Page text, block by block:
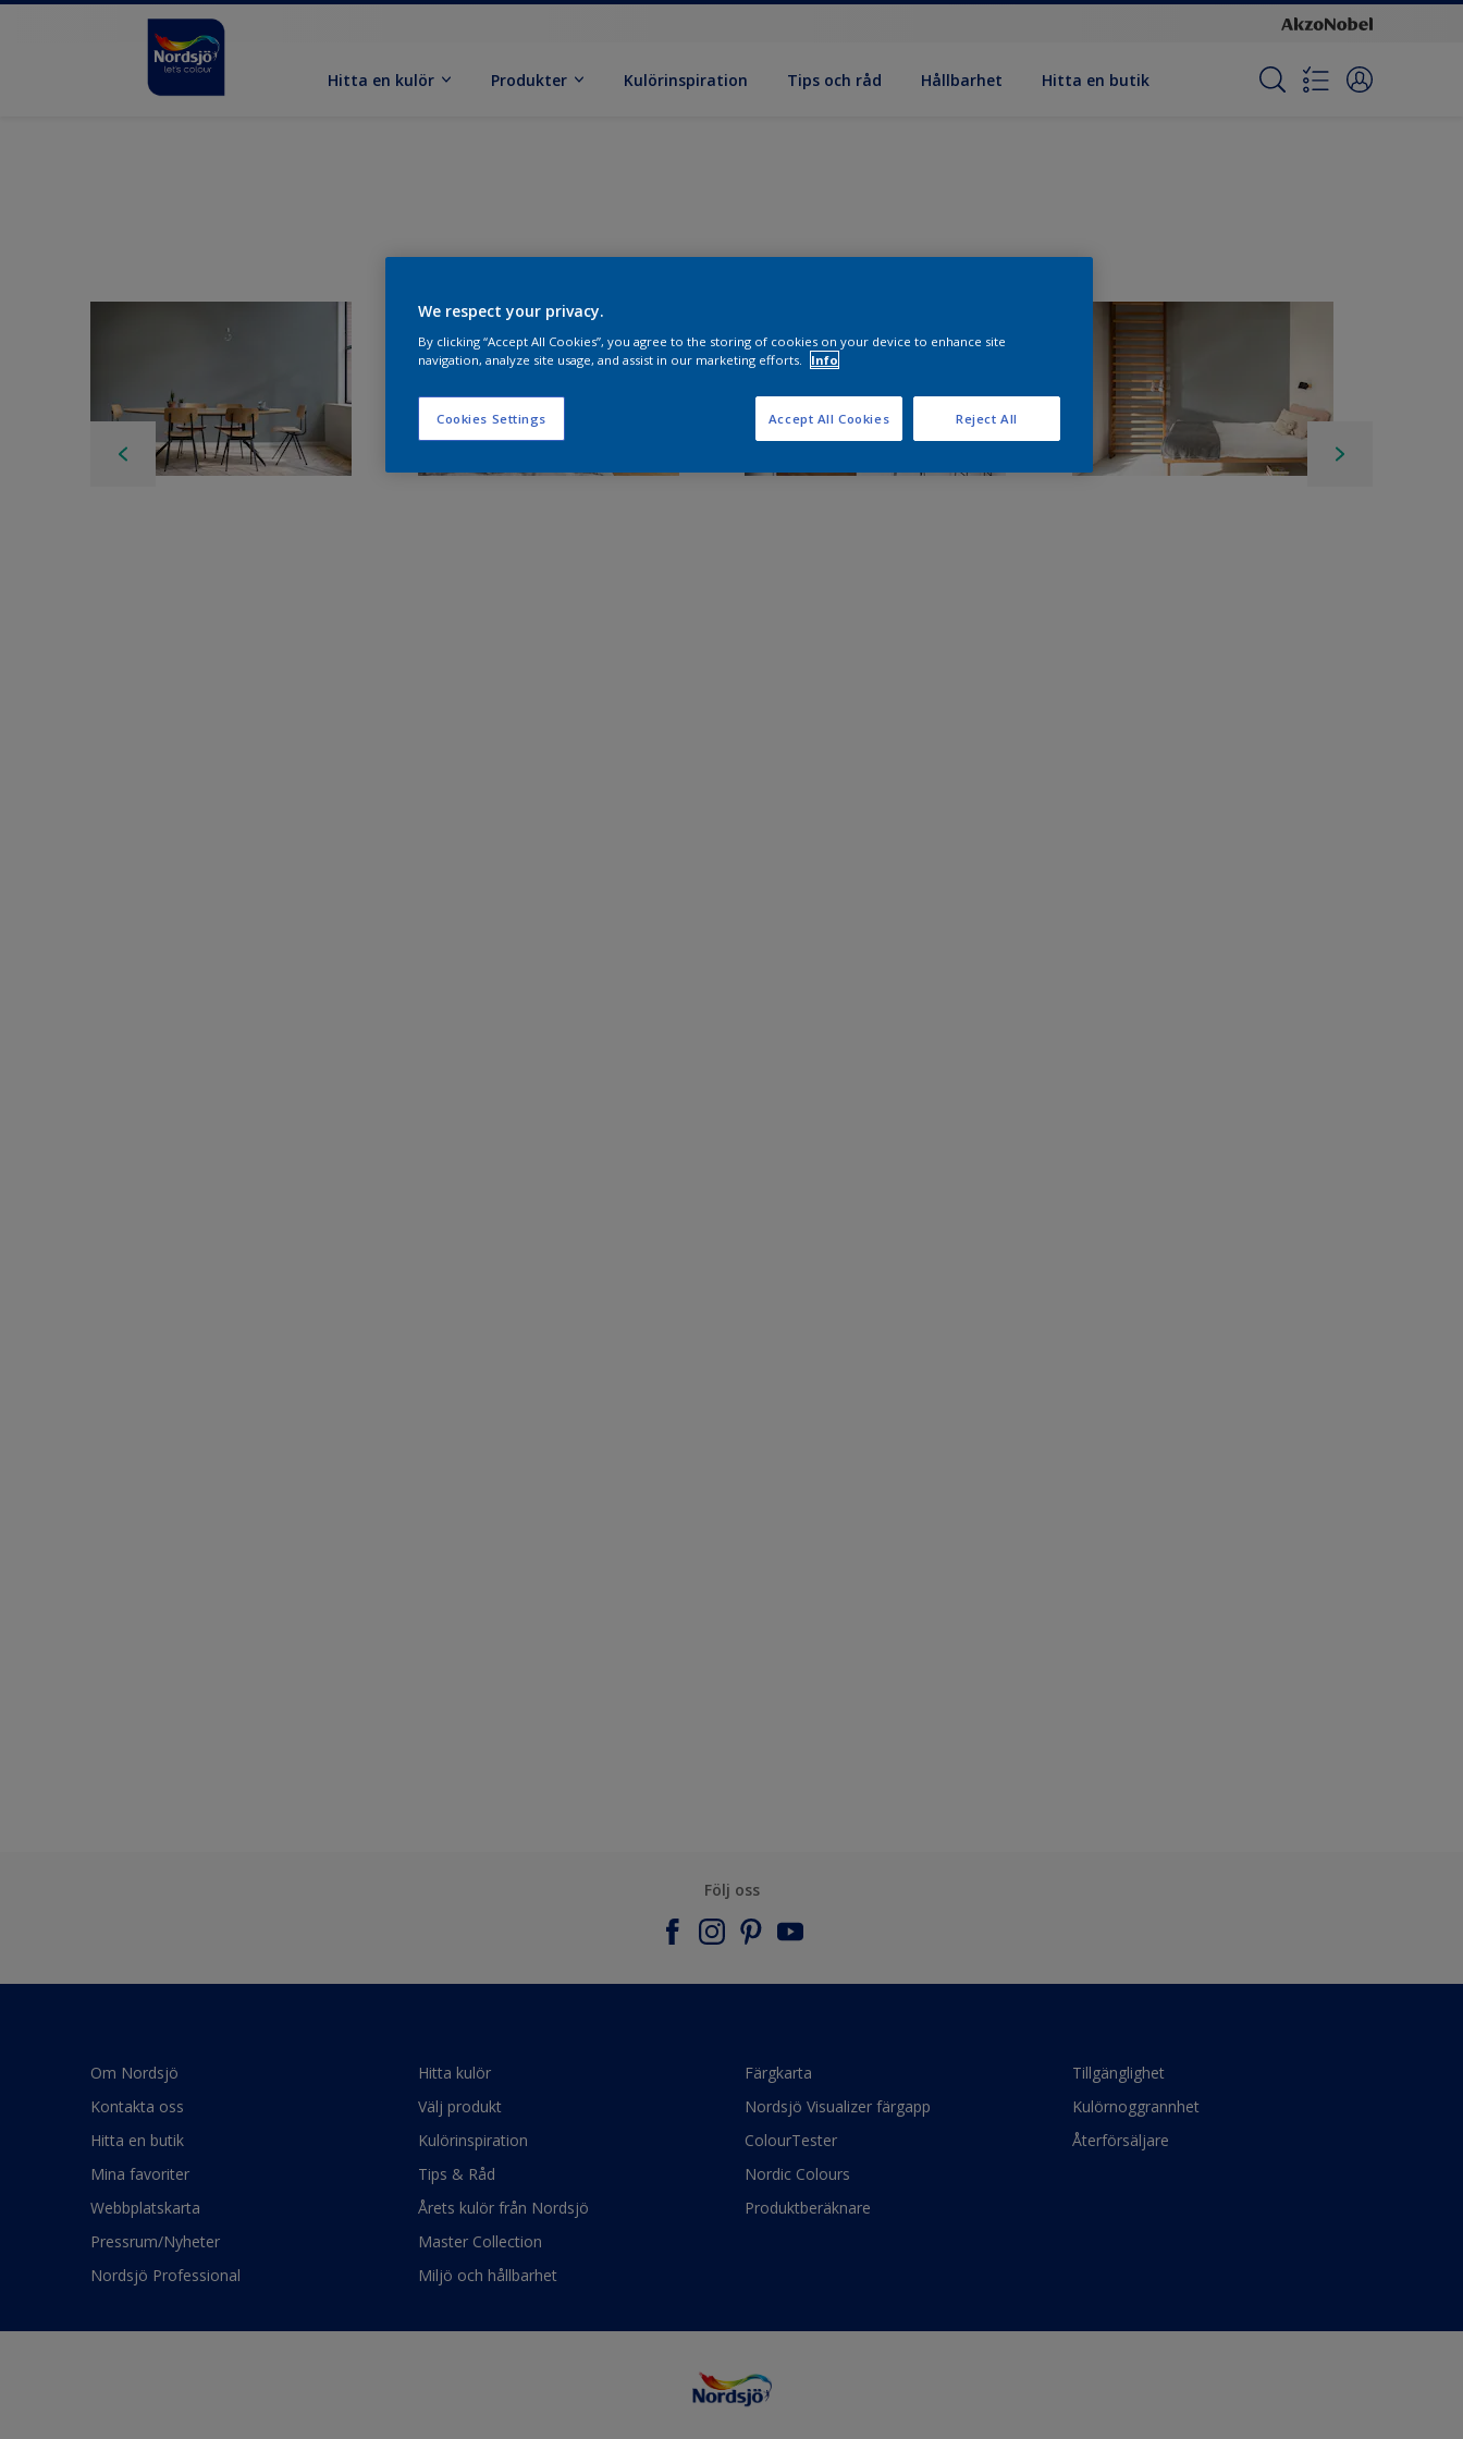
Hitta en kulör Produkter Kulörinspiration Tips och råd Hållbarhet Hitta en butik
Följ oss
Om Nordsjö
Kontakta oss
Hitta en butik
Mina favoriter
Webbplatskarta
Pressrum/Nyheter
Nordsjö Professional
Hitta kulör
Välj produkt
Kulörinspiration
Tips & Råd
Årets kulör från Nordsjö
Master Collection
Miljö och hållbarhet
Färgkarta
Nordsjö Visualizer färgapp
ColourTester
Nordic Colours
Produktberäknare
Tillgänglighet
Kulörnoggrannhet
Återförsäljare
We respect your privacy.
By clicking “Accept All Cookies”, you agree to the storing of cookies on your device to enhance site
navigation, analyze site usage, and assist in our marketing efforts.
Info
Cookies Settings Reject All
Accept All Cookies